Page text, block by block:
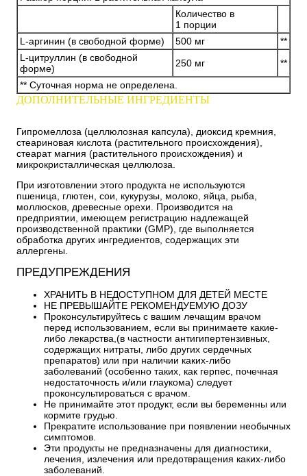
Количество в
1 порции
L-аргинин (в свободной форме)
500 мг
**
L-цитруллин (в свободной
форме)
250 мг
**
** Суточная норма не определена.
ДОПОЛНИТЕЛЬНЫЕ ИНГРЕДИЕНТЫ
Гипромеллоза (целлюлозная капсула), диоксид кремния,
стеариновая кислота (растительного происхождения),
стеарат магния (растительного происхождения) и
микрокристаллическая целлюлоза.
При изготовлении этого продукта не используются
пшеница, глютен, сои, кукурузы, молоко, яйца, рыба,
моллюсков, древесные орехи. Производится на
предприятии, имеющем регистрацию надлежащей
производственной практики (GMP), где выполняется
обработка других ингредиентов, содержащих эти
аллергены.
ПРЕДУПРЕЖДЕНИЯ
ХРАНИТЬ В НЕДОСТУПНОМ ДЛЯ ДЕТЕЙ МЕСТЕ
НЕ ПРЕВЫШАЙТЕ РЕКОМЕНДУЕМУЮ ДОЗУ
Проконсультируйтесь с вашим лечащим врачом
перед использованием, если вы принимаете какие-
либо лекарства,(в частности антигипертензивных,
содержащих нитраты, либо других сердечных
препаратов) или при наличии каких-либо
заболеваний (особенно таких, как герпес, почечная
недостаточность и/или глаукома) следует
проконсультироваться с врачом.
Не принимайте этот продукт, если вы беременны или
кормите грудью.
Прекратите использование при появлении необычных
симптомов.
Эти продукты не предназначены для диагностики,
лечения, излечения или предотвращения каких-либо
заболеваний.